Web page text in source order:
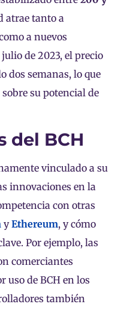
atrae tanto a
a nuevos
de 2023, el precio
dos semanas, lo que
su potencial de
del BCH
vinculado a su
innovaciones en la
con otras
yEthereum, y cómo
Por ejemplo, las
comerciantes
uso de BCH en los
también